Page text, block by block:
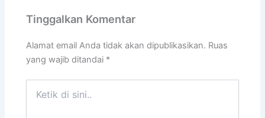
Tinggalkan Komentar
Alamat email Anda tidak akan dipublikasikan. Ruas
yang wajib ditandai *